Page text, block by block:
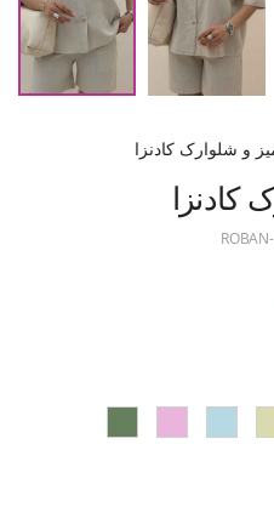
و شلوارک کادنزا